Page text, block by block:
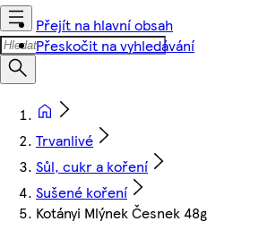
Přejít na hlavní obsah
Přeskočit na vyhledávání
Trvanlivé
Sůl, cukr a koření
Sušené koření
Kotányi Mlýnek Česnek 48g